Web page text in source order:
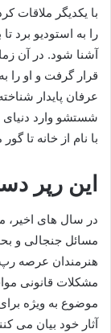
با یکدیگر ملاقات
را به استودیو برد
آشنا شود. در آن
قرار گرفت و او را
با نام از خانه تا
این رپر
در سال‌ های اخیر،
مسائل جنجالی و
هنرمندان عرصه رپ
مشکلات قانونی
موضوع به‌ ویژه
آثار خود بیان می‌